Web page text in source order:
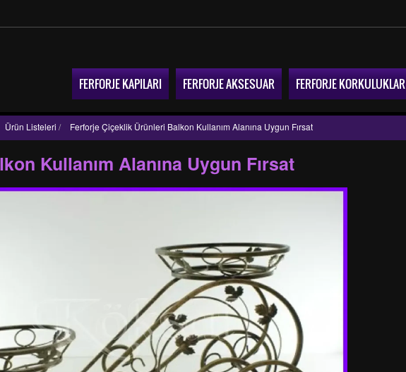
FERFORJE KAPILARI FERFORJE AKSESUAR FERFORJE KORKULUKLAR
Ürün Listeleri / Ferforje Çiçeklik Ürünleri Balkon Kullanım Alanına Uygun Fırsat
Kullanım Alanına Uygun Fırsat